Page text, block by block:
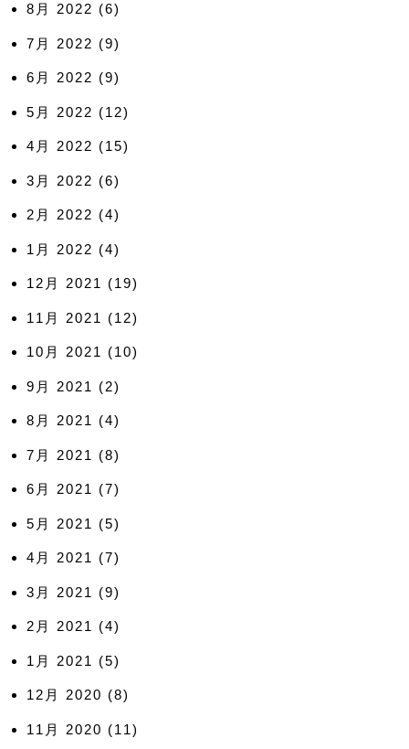
8月 2022 (6)
7月 2022 (9)
6月 2022 (9)
5月 2022 (12)
4月 2022 (15)
3月 2022 (6)
2月 2022 (4)
1月 2022 (4)
12月 2021 (19)
11月 2021 (12)
10月 2021 (10)
9月 2021 (2)
8月 2021 (4)
7月 2021 (8)
6月 2021 (7)
5月 2021 (5)
4月 2021 (7)
3月 2021 (9)
2月 2021 (4)
1月 2021 (5)
12月 2020 (8)
11月 2020 (11)